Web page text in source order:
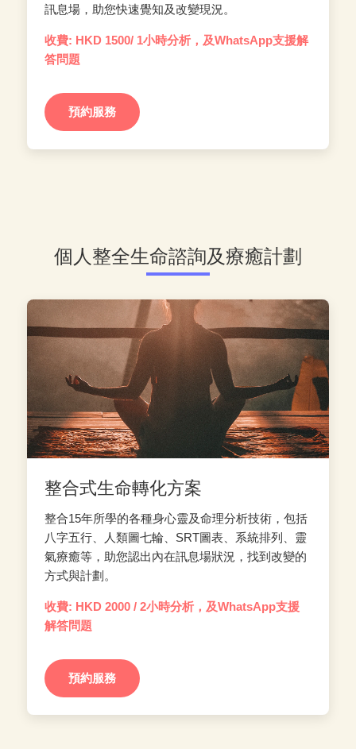
訊息場，助您快速覺知及改變現況。
收費: HKD 1500/ 1小時分析，及WhatsApp支援解
答問題
預約服務
個人整全生命諮詢及療癒計劃
整合式生命轉化方案
整合15年所學的各種身心靈及命理分析技術，包括
八字五行、人類圖七輪、SRT圖表、系統排列、靈
氣療癒等，助您認出內在訊息場狀況，找到改變的
方式與計劃。
收費: HKD 2000 / 2小時分析，及WhatsApp支援
解答問題
預約服務